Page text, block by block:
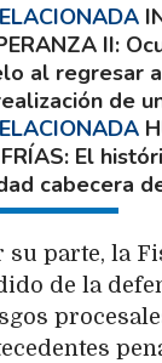
II
al regresar
de
El
cabecera
su parte, la
de la